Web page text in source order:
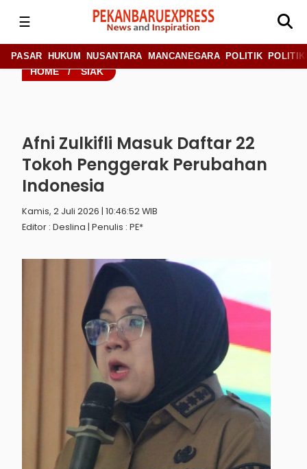
☰
PASAR HUKUM NUSANTARA MANCANEGARA POLITIK
HOME / SIAK
Afni Zulkifli Masuk Daftar 22
Tokoh Penggerak Perubahan
Indonesia
Kamis, 2 Juli 2026 | 10:46:52 WIB
Editor : Deslina | Penulis : PE*